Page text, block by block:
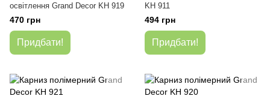
освітлення Grand Decor KH 919
470 грн
Придбати!
KH 911
494 грн
Придбати!